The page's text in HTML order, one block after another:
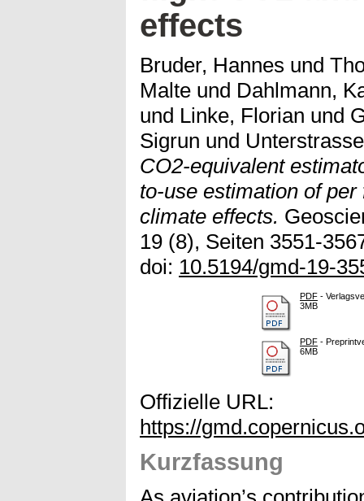
effects
Bruder, Hannes und
Malte und Dahlmann,
und Linke, Florian und
Sigrun und
CO2-equivalent
to-use estimation of
climate effects.
19 (8), Seiten 3551-
doi: 10.5194/gmd-19-
PDF -
3MB
PDF -
6MB
Offizielle URL:
https://
Kurzfassung